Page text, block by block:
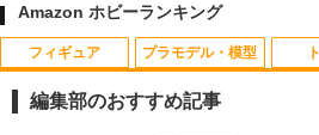
1
ジョジョの奇妙
皿＆カトラリー
可 】
1
東京マルイ ボ
トル)
1 アーテック ホ
￥121
Amazon ホビーランキング
フィギュア プラモデル・模型
編集部のおすすめ記事